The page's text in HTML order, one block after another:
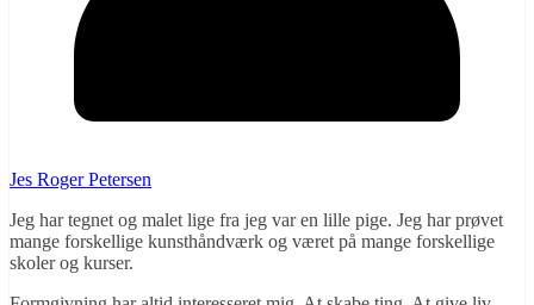
Jes Roger Petersen
Jeg har tegnet og malet lige fra jeg var en lille pige. Jeg har prøvet
mange forskellige kunsthåndværk og været på mange forskellige
skoler og kurser.